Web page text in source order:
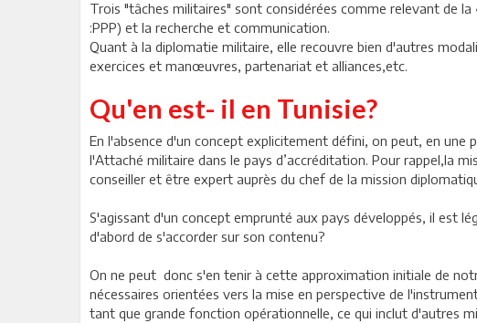
Trois "tâches militaires" sont considérées comme relevant de
:PPP) et la recherche et communication.
Quant à la diplomatie militaire, elle recouvre bien d'autres
exercices et manœuvres, partenariat et alliances,etc.
Qu'en est- il en Tunisie?
En l'absence d'un concept explicitement défini, on peut, en
l'Attaché militaire dans le pays d’accréditation. Pour rappel,la
conseiller et être expert auprès du chef de la mission
S'agissant d'un concept emprunté aux pays développés, il est
d'abord de s'accorder sur son contenu?
On ne peut donc s'en tenir à cette approximation initiale de
nécessaires orientées vers la mise en perspective de
tant que grande fonction opérationnelle, ce qui inclut d'autres